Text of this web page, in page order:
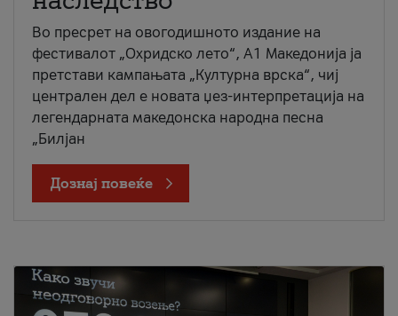
Во пресрет на овогодишното издание на
фестивалот „Охридско лето“, А1 Македонија ја
претстави кампањата „Културна врска“, чиј
централен дел е новата џез-интерпретација на
легендарната македонска народна песна
„Билјан
Дознај повеќе